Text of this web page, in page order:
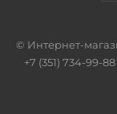
© Интернет-
+7 (351) 734-99-